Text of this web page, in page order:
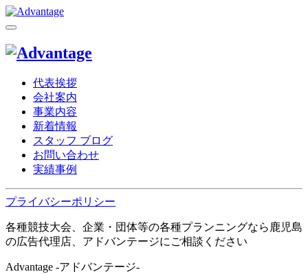
代表挨拶
会社案内
事業内容
新着情報
スタッフ ブログ
お問い合わせ
実績事例
プライバシーポリシー
各種競技大会、企業・団体等の各種プランニングなら鹿児島
の広告代理店、アドバンテージにご相談ください
Advantage -アドバンテージ-